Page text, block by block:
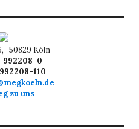
50829 Köln
992208-0
110
zu uns